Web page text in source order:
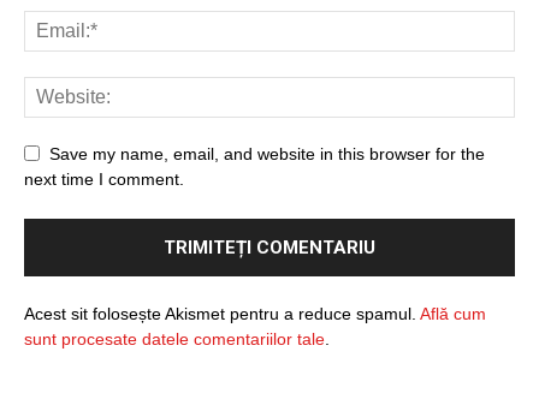
Save my name, email, and website in this browser for the
next time I comment.
Acest sit folosește Akismet pentru a reduce spamul. Află cum
sunt procesate datele comentariilor tale.